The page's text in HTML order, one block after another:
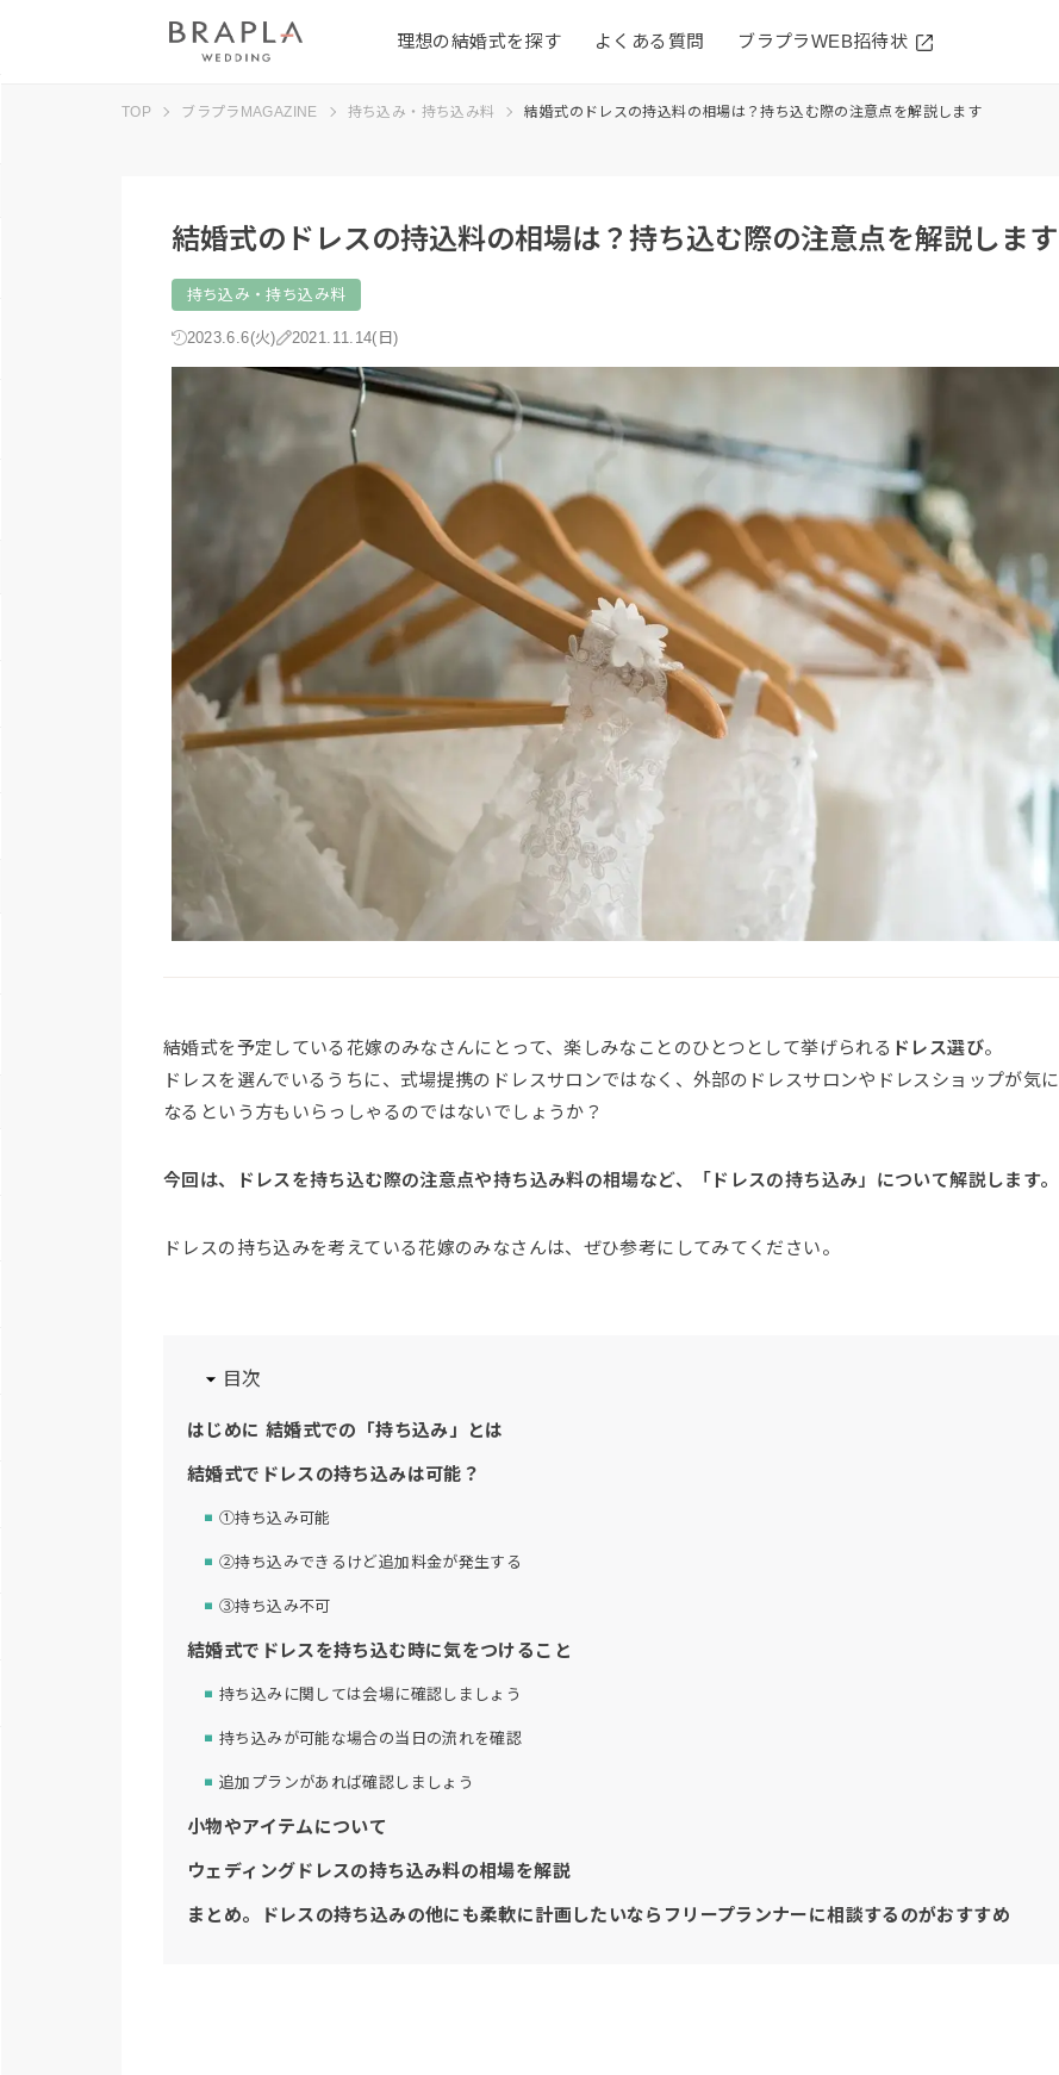
理想の結婚式を探す よくある質問 ブラプラWEB招待状
TOP ブラプラMAGAZINE 持ち込み・持ち込み料 結婚式のドレスの持込料の相場は？持ち込む際の注意点を解説します
結婚式のドレスの持込料の相場は？持ち込む際の注意点を解説します
持ち込み・持ち込み料
2023.6.6(火) 2021.11.14(日)
結婚式を予定している花嫁のみなさんにとって、楽しみなことのひとつとして挙げられる ドレス選び。
ドレスを選んでいるうちに、式場提携のドレスサロンではなく、外部のドレスサロンやドレスショップが気に
なるという方もいらっしゃるのではないでしょうか？
今回は、ドレスを持ち込む際の注意点や持ち込み料の相場など、「ドレスの持ち込み」について解説します。
ドレスの持ち込みを考えている花嫁のみなさんは、ぜひ参考にしてみてください。
目次
はじめに 結婚式での「持ち込み」とは
結婚式でドレスの持ち込みは可能？
①持ち込み可能
②持ち込みできるけど追加料金が発生する
③持ち込み不可
結婚式でドレスを持ち込む時に気をつけること
持ち込みに関しては会場に確認しましょう
持ち込みが可能な場合の当日の流れを確認
追加プランがあれば確認しましょう
小物やアイテムについて
ウェディングドレスの持ち込み料の相場を解説
まとめ。ドレスの持ち込みの他にも柔軟に計画したいならフリープランナーに相談するのがおすすめ